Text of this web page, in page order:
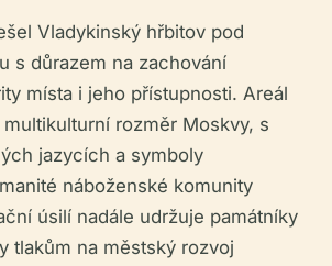
Vladykinský hřbitov pod
s důrazem na zachování
místa i jeho přístupnosti. Areál
rozměr Moskvy, s
jazycích a symboly
náboženské komunity
úsilí nadále udržuje památníky
tlakům na městský rozvoj